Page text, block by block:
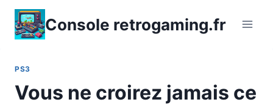
Aller
contenu
Console retrogaming.fr
PS3
Vous ne croirez jamais ce